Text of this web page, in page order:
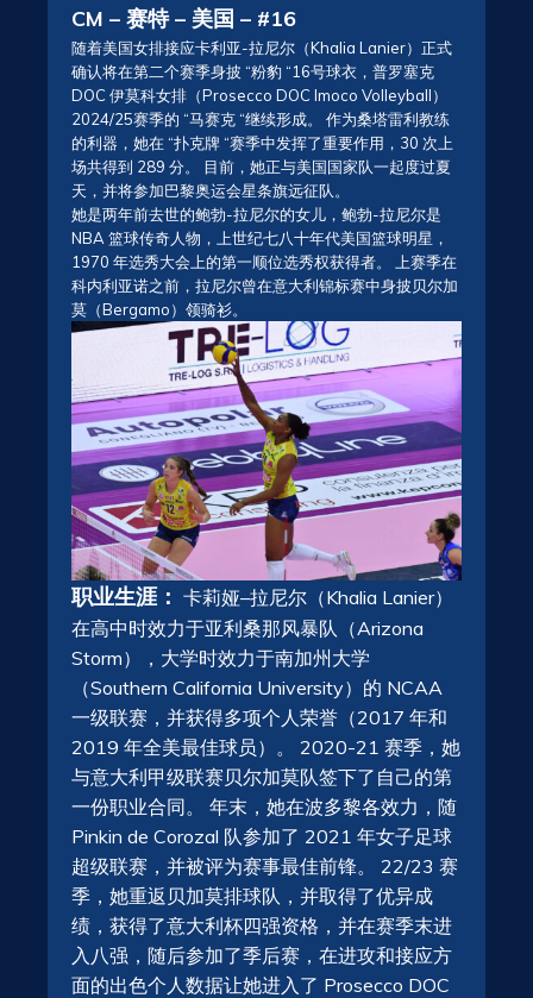
CM – 赛特 – 美国 – #16
随着美国女排接应卡利亚-拉尼尔（Khalia Lanier）正式
确认将在第二个赛季身披 “粉豹 “16号球衣，普罗塞克
DOC 伊莫科女排（Prosecco DOC Imoco Volleyball）
2024/25赛季的 “马赛克 “继续形成。 作为桑塔雷利教练
的利器，她在 “扑克牌 “赛季中发挥了重要作用，30 次上
场共得到 289 分。 目前，她正与美国国家队一起度过夏
天，并将参加巴黎奥运会星条旗远征队。
她是两年前去世的鲍勃-拉尼尔的女儿，鲍勃-拉尼尔是
NBA 篮球传奇人物，上世纪七八十年代美国篮球明星，
1970 年选秀大会上的第一顺位选秀权获得者。 上赛季在
科内利亚诺之前， 拉尼尔曾在意大利锦标赛中身披贝尔加
莫（Bergamo）领骑衫。
职业生涯： 卡莉娅–拉尼尔 （Khalia Lanier）
在高中时效力于亚利桑那风暴队（Arizona
Storm），大学时效力于南加州大学
（Southern California University）的 NCAA
一级联赛，并获得多项个人荣誉（2017 年和
2019 年全美最佳球员）。 2020-21 赛季，她
与意大利甲级联赛贝尔加莫队签下了自己的第
一份职业合同。 年末，她在波多黎各效力，随
Pinkin de Corozal 队参加了 2021 年女子足球
超级联赛，并被评为赛事最佳前锋。 22/23 赛
季，她重返贝加莫排球队，并取得了优异成
绩，获得了意大利杯四强资格，并在赛季末进
入八强，随后参加了季后赛，在进攻和接应方
面的出色个人数据让她进入了 Prosecco DOC